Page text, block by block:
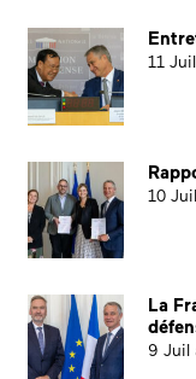
11
10
La
9 Juil